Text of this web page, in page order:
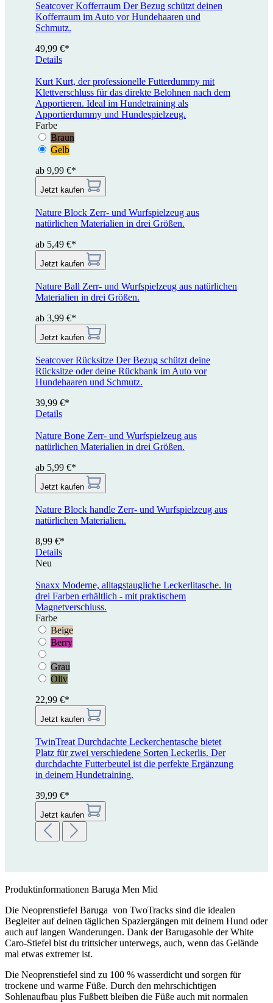
Seatcover Kofferraum Der Bezug schützt deinen
Kofferraum im Auto vor Hundehaaren und
Schmutz.
49,99 €*
Details
Kurt Kurt, der professionelle Futterdummy mit
Klettverschluss für das direkte Belohnen nach dem
Apportieren. Ideal im Hundetraining als
Apportierdummy und Hundespielzeug.
Farbe
Braun
Gelb
ab 9,99 €*
Jetzt kaufen
Nature Block Zerr- und Wurfspielzeug aus
natürlichen Materialien in drei Größen.
ab 5,49 €*
Jetzt kaufen
Nature Ball Zerr- und Wurfspielzeug aus natürlichen
Materialien in drei Größen.
ab 3,99 €*
Jetzt kaufen
Seatcover Rücksitze Der Bezug schützt deine
Rücksitze oder deine Rückbank im Auto vor
Hundehaaren und Schmutz.
39,99 €*
Details
Nature Bone Zerr- und Wurfspielzeug aus
natürlichen Materialien in drei Größen.
ab 5,99 €*
Jetzt kaufen
Nature Block handle Zerr- und Wurfspielzeug aus
natürlichen Materialien.
8,99 €*
Details
Neu
Snaxx Moderne, alltagstaugliche Leckerlitasche. In
drei Farben erhältlich - mit praktischem
Magnetverschluss.
Farbe
Beige
Berry
Grau
Oliv
22,99 €*
Jetzt kaufen
TwinTreat Durchdachte Leckerchentasche bietet
Platz für zwei verschiedene Sorten Leckerlis. Der
durchdachte Futterbeutel ist die perfekte Ergänzung
in deinem Hundetraining.
39,99 €*
Jetzt kaufen
Produktinformationen Baruga Men Mid
Die Neoprenstiefel Baruga von TwoTracks sind die idealen
Begleiter auf deinen täglichen Spaziergängen mit deinem Hund oder
auch auf langen Wanderungen. Dank der Barugasohle der White
Caro-Stiefel bist du trittsicher unterwegs, auch, wenn das Gelände
mal etwas extremer ist.
Die Neoprenstiefel sind zu 100 % wasserdicht und sorgen für
trockene und warme Füße. Durch den mehrschichtigen
Sohlenaufbau plus Fußbett bleiben die Füße auch mit normalen